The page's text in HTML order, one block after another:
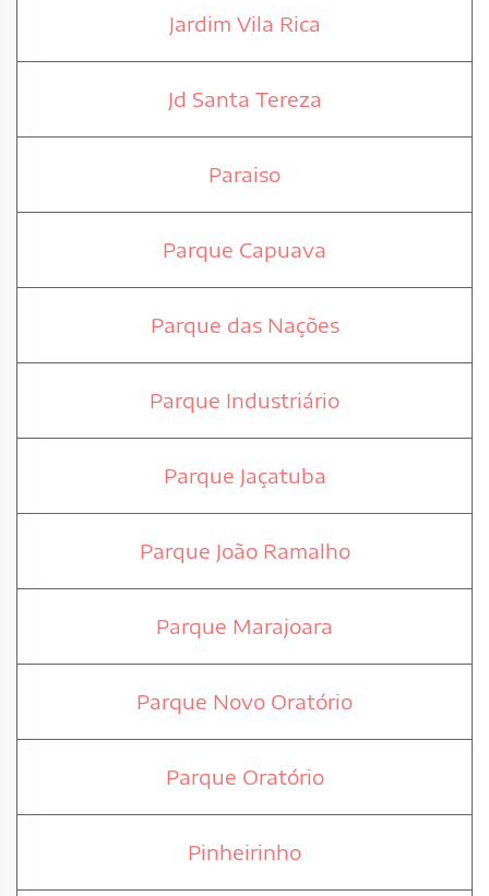
Jardim Vila Rica
Jd Santa Tereza
Paraiso
Parque Capuava
Parque das Nações
Parque Industriário
Parque Jaçatuba
Parque João Ramalho
Parque Marajoara
Parque Novo Oratório
Parque Oratório
Pinheirinho